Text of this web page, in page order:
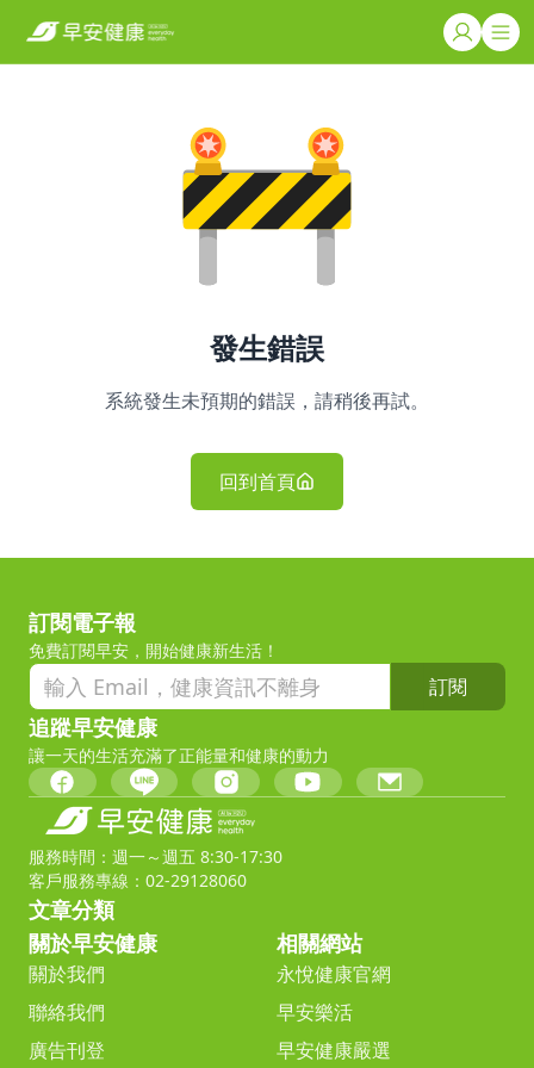
發生錯誤
系統發生未預期的錯誤，請稍後再試。
回到首頁
訂閱電子報
免費訂閱早安，開始健康新生活！
訂閱
追蹤早安健康
讓一天的生活充滿了正能量和健康的動力
服務時間：週一～週五 8:30-17:30
客戶服務專線：02-29128060
文章分類
關於早安健康
關於我們
聯絡我們
廣告刊登
相關網站
永悅健康官網
早安樂活
早安健康嚴選